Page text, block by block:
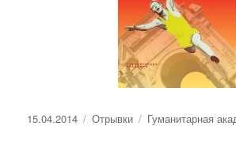
Опубликовано
15.04.2014 Рубрики
Отрывки Метки
Гуманитарная